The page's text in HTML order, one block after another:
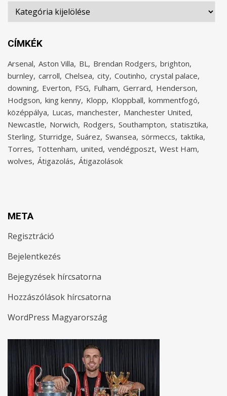
Rovatok
CÍMKÉK
Arsenal Aston Villa BL Brendan Rodgers brighton
burnley carroll Chelsea city Coutinho crystal palace
downing Everton FSG Fulham Gerrard Henderson
Hodgson king kenny Klopp Kloppball kommentfogó
középpálya Lucas manchester Manchester United
Newcastle Norwich Rodgers Southampton statisztika
Sterling Sturridge Suárez Swansea sörmeccs taktika
Torres Tottenham united vendégposzt West Ham
wolves Átigazolás Átigazolások
META
Regisztráció
Bejelentkezés
Bejegyzések hírcsatorna
Hozzászólások hírcsatorna
WordPress Magyarország